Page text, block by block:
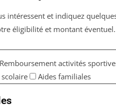
intéressent et indiquez
éligibilité et montant éventuel.
Remboursement activités
Aides familiales